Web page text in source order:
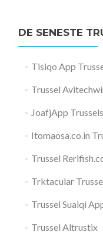
DE SENESTE
Tisiqo App
Trussel
JoafjApp
Itomaosa.co.in
Trussel
Trktacular
Trussel Suaiqi
Trussel Altrustix